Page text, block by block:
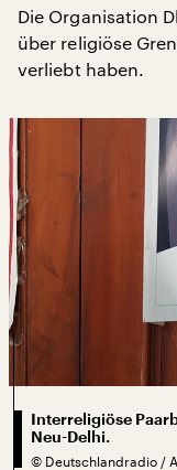
Die Organisation
über religiöse
verliebt haben.
Interreligiöse
Neu-Delhi.
© Deutschlandradio /